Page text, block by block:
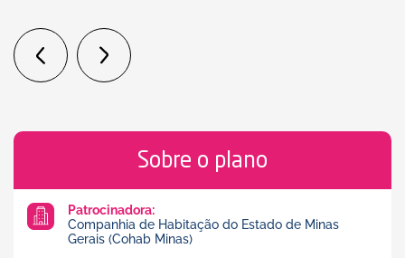
Sobre o plano
Patrocinadora:
Companhia de Habitação do Estado de Minas
Gerais (Cohab Minas)